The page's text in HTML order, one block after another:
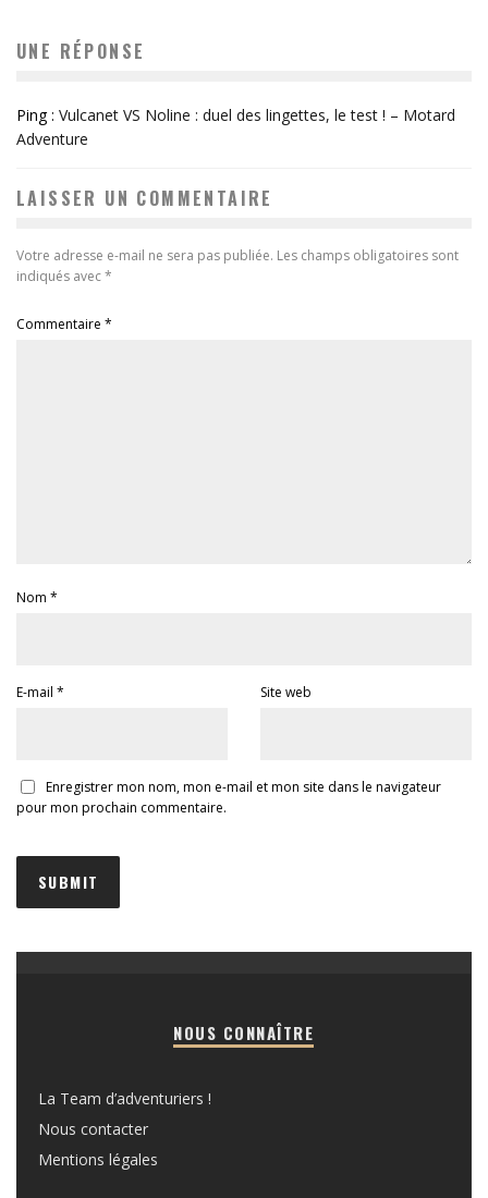
UNE RÉPONSE
Ping : Vulcanet VS Noline : duel des lingettes, le test ! – Motard
Adventure
LAISSER UN COMMENTAIRE
Votre adresse e-mail ne sera pas publiée. Les champs obligatoires sont
indiqués avec*
Commentaire *
Nom *
E-mail * Site web
Enregistrer mon nom, mon e-mail et mon site dans le navigateur
pour mon prochain commentaire.
NOUS CONNAÎTRE
La Team d’adventuriers !
Nous contacter
Mentions légales